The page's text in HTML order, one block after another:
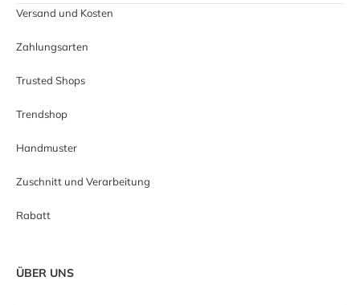
Versand und Kosten
Zahlungsarten
Trusted Shops
Trendshop
Handmuster
Zuschnitt und Verarbeitung
Rabatt
ÜBER UNS